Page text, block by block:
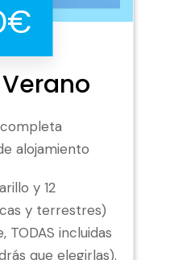
alojamiento
y 12
y terrestres)
incluidas
que elegirlas).